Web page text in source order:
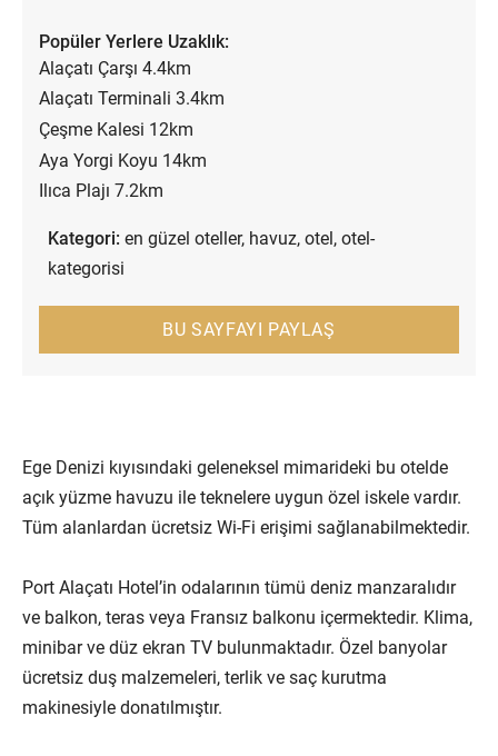
Ege Denizi kıyısındaki geleneksel mimarideki bu otelde
açık yüzme havuzu ile teknelere uygun özel iskele vardır.
Tüm alanlardan ücretsiz Wi-Fi erişimi sağlanabilmektedir.
Port Alaçatı Hotel’in odalarının tümü deniz manzaralıdır
ve balkon, teras veya Fransız balkonu içermektedir. Klima,
minibar ve düz ekran TV bulunmaktadır. Özel banyolar
ücretsiz duş malzemeleri, terlik ve saç kurutma
makinesiyle donatılmıştır.
Popüler Yerlere Uzaklık:
Alaçatı Çarşı 4.4km
Alaçatı Terminali 3.4km
Çeşme Kalesi 12km
Aya Yorgi Koyu 14km
Ilıca Plajı 7.2km
Kategori: en güzel oteller, havuz, otel , otel-
kategorisi
BU SAYFAYI PAYLAŞ